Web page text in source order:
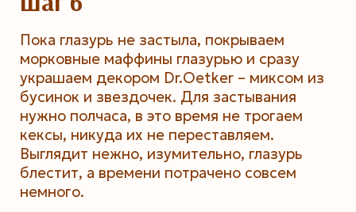
Пока глазурь не застыла, покрываем
морковные маффины глазурью и сразу
украшаем декором Dr.Oetker – миксом из
бусинок и звездочек. Для застывания
нужно полчаса, в это время не трогаем
кексы, никуда их не переставляем.
Выглядит нежно, изумительно, глазурь
блестит, а времени потрачено совсем
немного.